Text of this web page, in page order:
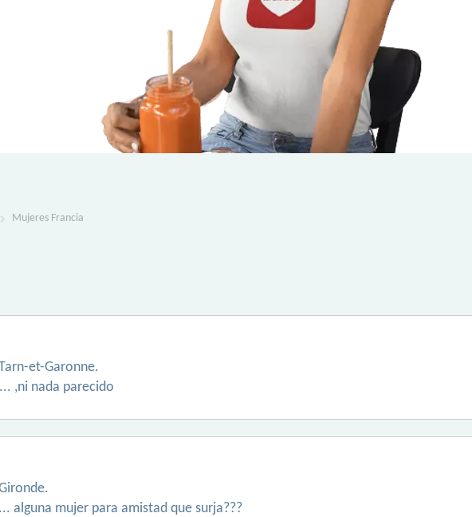
Mujeres Francia
et-Garonne.
,ni nada parecido
alguna mujer para amistad que surja???